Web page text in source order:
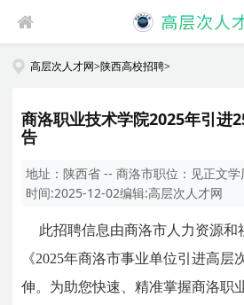
高层次人才网>陕西高校招聘>
商洛职业技术学院2025年引进
告
地址：陕西省 -- 商洛市职位： 见正文学
时间:2025-12-02编辑:高层次人才网
此招聘信息由商洛市人力资源和
《2025年商洛市事业单位引进高层
伸。为助您快速、精准掌握商洛职